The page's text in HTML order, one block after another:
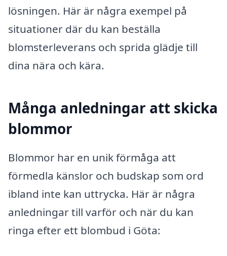
lösningen. Här är några exempel på
situationer där du kan beställa
blomsterleverans och sprida glädje till
dina nära och kära.
Många anledningar att skicka
blommor
Blommor har en unik förmåga att
förmedla känslor och budskap som ord
ibland inte kan uttrycka. Här är några
anledningar till varför och när du kan
ringa efter ett blombud i Göta: